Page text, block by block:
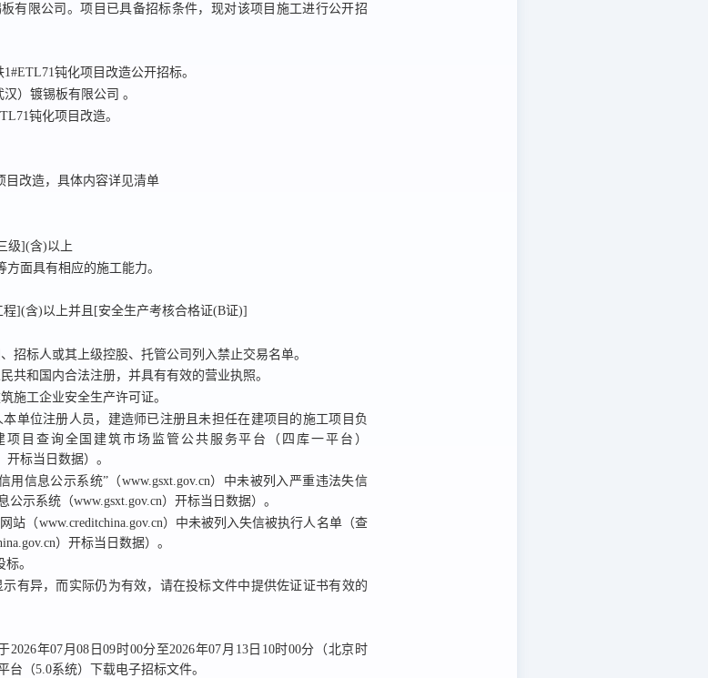
有限公司 。项目已具备招标条件，现对该项目 施工进行公开招
1#ETL71钝化项目改造公开招标。
）镀锡板有限公司 。
钝化项目改造。
目改造，具体内容详见清单
级](含)以上
面具有相应的施工能力。
程](含)以上并且[安全生产考核合格证(B证)]
招标人或其上级控股、托管公司列入禁止交易名单。
共和国内合法注册，并具有有效的营业执照。
施工企业安全生产许可证。
单位注册人员，建造师已注册且未担任在建项目的施工项目负
目查询全国建筑市场监管公共服务平台（四库一平台）
开标当日数据）。
用信息公示系统”（www.gsxt.gov.cn）中未被列入严重违法失信
示系统（www.gsxt.gov.cn）开标当日数据）。
站（www.creditchina.gov.cn）中未被列入失信被执行人名单（查
）开标当日数据）。
。
有异，而实际仍为有效，请在投标文件中提供佐证证书有效的
2026年07月08日09时00分至2026年07月13日10时00分 （北京时
台（5.0系统）
下载电子招标文件。